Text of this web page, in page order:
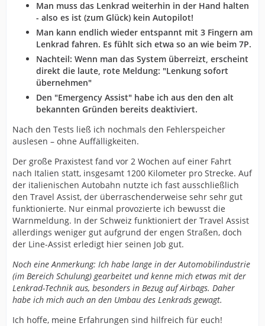
Man muss das Lenkrad weiterhin in der Hand halten
- also es ist (zum Glück) kein Autopilot!
Man kann endlich wieder entspannt mit 3 Fingern am
Lenkrad fahren. Es fühlt sich etwa so an wie beim 7P.
Nachteil: Wenn man das System überreizt, erscheint
direkt die laute, rote Meldung: "Lenkung sofort
übernehmen"
Den "Emergency Assist" habe ich aus den den alt
bekannten Gründen bereits deaktiviert.
Nach den Tests ließ ich nochmals den Fehlerspeicher
auslesen – ohne Auffälligkeiten.
Der große Praxistest fand vor 2 Wochen auf einer Fahrt
nach Italien statt, insgesamt 1200 Kilometer pro Strecke. Auf
der italienischen Autobahn nutzte ich fast ausschließlich
den Travel Assist, der überraschenderweise sehr sehr gut
funktionierte. Nur einmal provozierte ich bewusst die
Warnmeldung. In der Schweiz funktioniert der Travel Assist
allerdings weniger gut aufgrund der engen Straßen, doch
der Line-Assist erledigt hier seinen Job gut.
Noch eine Anmerkung: Ich habe lange in der Automobilindustrie
(im Bereich Schulung) gearbeitet und kenne mich etwas mit der
Lenkrad-Technik aus, besonders in Bezug auf Airbags. Daher
habe ich mich auch an den Umbau des Lenkrads gewagt.
Ich hoffe, meine Erfahrungen sind hilfreich für euch!